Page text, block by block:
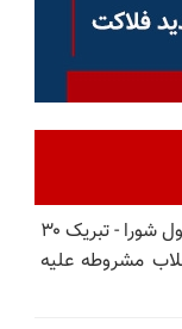
شورای ملی مقاومت ایران - مسئول شورا - تبریک ۳۰
مشروطه علیه